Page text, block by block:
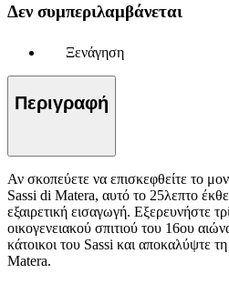
Δεν συμπεριλαμβάνεται
Ξενάγηση
Περιγραφή
Αν σκοπεύετε να επισκεφθείτε το
Sassi di Matera, αυτό το 25λεπτο
εξαιρετική εισαγωγή. Εξερευνήστε
οικογενειακού σπιτιού του 16ου
κάτοικοι του Sassi και αποκαλύψτε
Matera.